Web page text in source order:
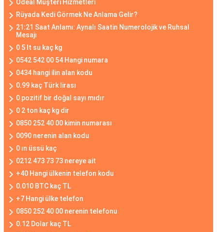
Ödeal Müşteri Hizmetleri
Rüyada Kedi Görmek Ne Anlama Gelir?
21:21 Saat Anlamı: Aynalı Saatin Numerolojik ve Ruhsal
Mesajı
0 5 lt su kaç kg
0542 542 00 54 Hangi numara
0434 hangi ilin alan kodu
0.99 kaç Türk lirası
0 pozitif bir doğal sayı mıdır
0 2 ton kaç kg dir
0850 252 40 00 kimin numarası
0090 nerenin alan kodu
0 ın üssü kaç
0212 473 73 73 nereye ait
+40 Hangi ülkenin telefon kodu
0.010 BTC kaç TL
+7 Hangi ülke telefon
0850 252 40 00 nerenin telefonu
0.12 Dolar kaç TL